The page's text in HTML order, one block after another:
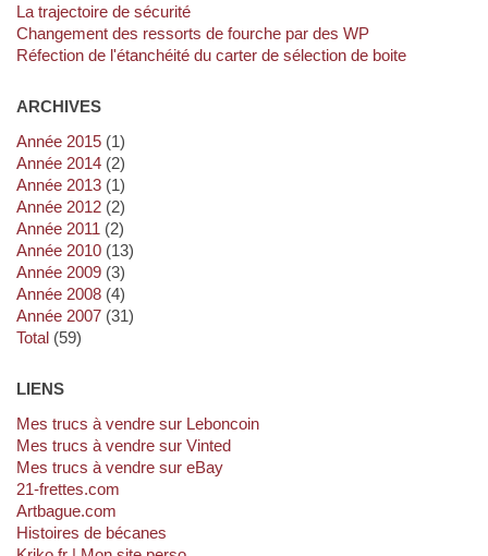
La trajectoire de sécurité
Changement des ressorts de fourche par des WP
Réfection de l'étanchéité du carter de sélection de boite
ARCHIVES
année 2015(1)
année 2014(2)
année 2013(1)
année 2012(2)
année 2011 (2)
année 2010(13)
année 2009(3)
année 2008(4)
année 2007(31)
total (59)
LIENS
Mes trucs à vendre sur Leboncoin
Mes trucs à vendre sur Vinted
Mes trucs à vendre sur eBay
21-frettes.com
artbague.com
Histoires de bécanes